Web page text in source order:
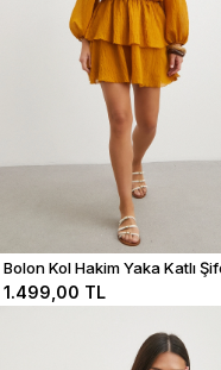
Bolon Kol Hakim Yaka Katlı
Elbise
1.499,00 TL